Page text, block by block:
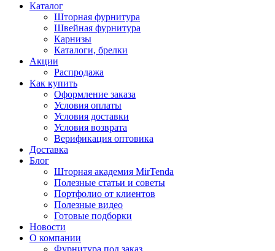
Каталог
Шторная фурнитура
Швейная фурнитура
Карнизы
Каталоги, брелки
Акции
Распродажа
Как купить
Оформление заказа
Условия оплаты
Условия доставки
Условия возврата
Верификация оптовика
Доставка
Блог
Шторная академия MirTenda
Полезные статьи и советы
Портфолио от клиентов
Полезные видео
Готовые подборки
Новости
О компании
Фурнитура под заказ